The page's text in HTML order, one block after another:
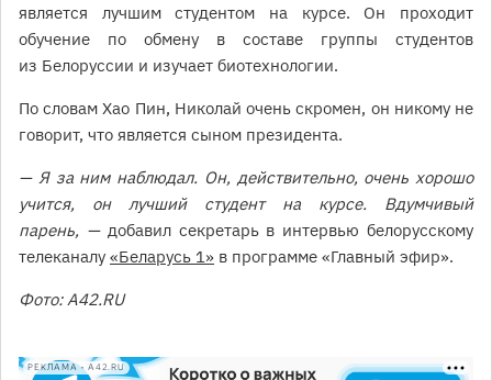
является лучшим студентом на курсе. Он проходит
обучение по обмену в составе группы студентов
из Белоруссии и изучает биотехнологии.
По словам Хао Пин, Николай очень скромен, он никому не
говорит, что является сыном президента.
— Я за ним наблюдал. Он, действительно, очень хорошо
учится, он лучший студент на курсе. Вдумчивый
парень, —добавил секретарь в интервью белорусскому
телеканалу «Беларусь 1» в программе «Главный эфир».
Фото: А42.RU
РЕКЛАМА • A42.RU